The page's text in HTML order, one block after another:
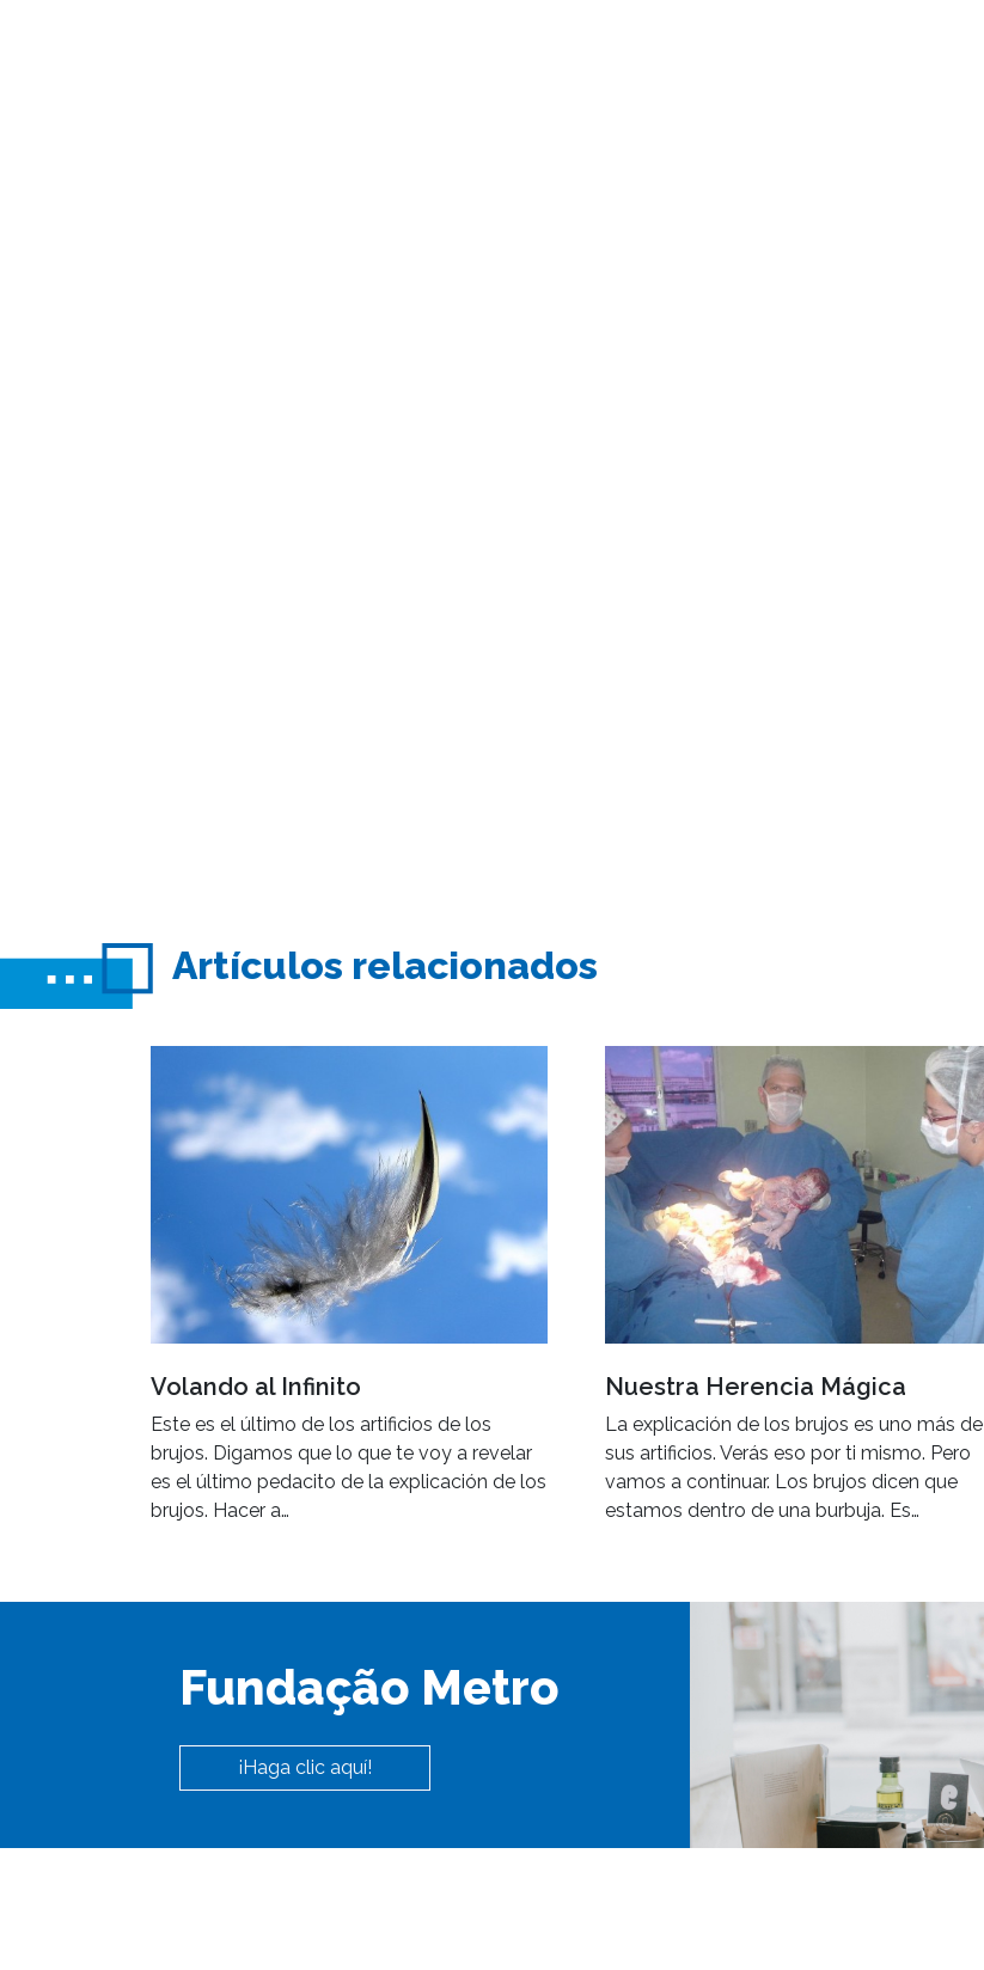
Artículos relacionados
Volando al Infinito
Este es el último de los artificios de los
brujos. Digamos que lo que te voy a revelar
es el último pedacito de la explicación de los
brujos. Hacer a…
Nuestra Herencia Mágica
La explicación de los brujos es uno más de
sus artificios. Verás eso por ti mismo. Pero
vamos a continuar. Los brujos dicen que
estamos dentro de una burbuja. Es…
Fundação Metro
¡Haga clic aquí!